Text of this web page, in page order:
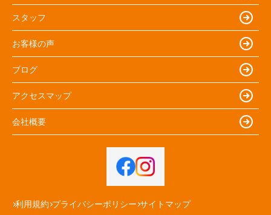
スタッフ
お客様の声
ブログ
アクセスマップ
会社概要
利用規約 プライバシーポリシー サイトマップ